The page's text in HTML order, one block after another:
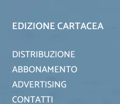
EDIZIONE CARTACEA
DISTRIBUZIONE
ABBONAMENTO
ADVERTISING
CONTATTI